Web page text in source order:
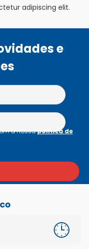
adipiscing elit.
e
a nossapolítica de